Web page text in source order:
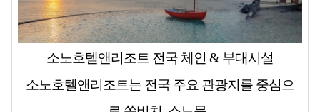
소노호텔앤리조트 전국 체인 & 부대시설
소노호텔앤리조트는 전국 주요 관광지를 중심으